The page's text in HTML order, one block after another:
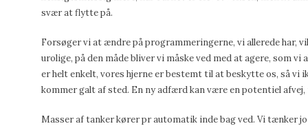
svær at flytte på.
Forsøger vi at ændre på programmeringerne, vi allerede har,
urolige, på den måde bliver vi måske ved med at agere, som
er helt enkelt, vores hjerne er bestemt til at beskytte os, så vi
kommer galt af sted. En ny adfærd kan være en potentiel
Masser af tanker kører pr automatik inde bag ved. Vi tænker